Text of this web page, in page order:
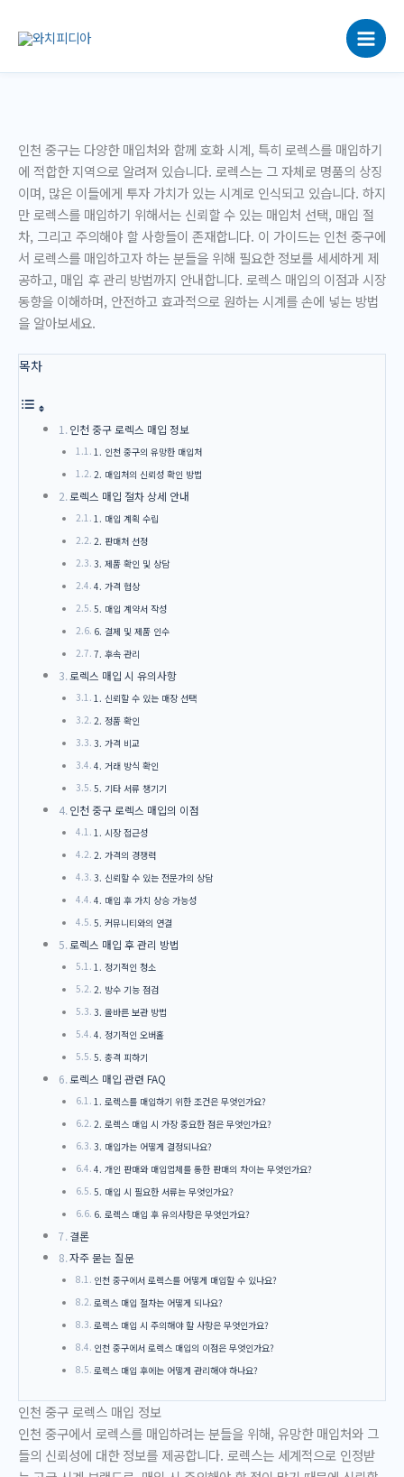
로
인천 중구는 다양한 매입처와 함께 호화 시계, 특히 로렉스를 매입하기
에 적합한 지역으로 알려져 있습니다. 로렉스는 그 자체로 명품의 상징
이며, 많은 이들에게 투자 가치가 있는 시계로 인식되고 있습니다. 하지
만 로렉스를 매입하기 위해서는 신뢰할 수 있는 매입처 선택, 매입 절
차, 그리고 주의해야 할 사항들이 존재합니다. 이 가이드는 인천 중구에
서 로렉스를 매입하고자 하는 분들을 위해 필요한 정보를 세세하게 제
공하고, 매입 후 관리 방법까지 안내합니다. 로렉스 매입의 이점과 시장
동향을 이해하며, 안전하고 효과적으로 원하는 시계를 손에 넣는 방법
을 알아보세요.
목차
인천 중구 로렉스 매입 정보
1. 인천 중구의 유망한 매입처
2. 매입처의 신뢰성 확인 방법
로렉스 매입 절차 상세 안내
1. 매입 계획 수립
2. 판매처 선정
3. 제품 확인 및 상담
4. 가격 협상
5. 매입 계약서 작성
6. 결제 및 제품 인수
7. 후속 관리
로렉스 매입 시 유의사항
1. 신뢰할 수 있는 매장 선택
2. 정품 확인
3. 가격 비교
4. 거래 방식 확인
5. 기타 서류 챙기기
인천 중구 로렉스 매입의 이점
1. 시장 접근성
2. 가격의 경쟁력
3. 신뢰할 수 있는 전문가의 상담
4. 매입 후 가치 상승 가능성
5. 커뮤니티와의 연결
로렉스 매입 후 관리 방법
1. 정기적인 청소
2. 방수 기능 점검
3. 올바른 보관 방법
4. 정기적인 오버홀
5. 충격 피하기
로렉스 매입 관련 FAQ
1. 로렉스를 매입하기 위한 조건은 무엇인가요?
2. 로렉스 매입 시 가장 중요한 점은 무엇인가요?
3. 매입가는 어떻게 결정되나요?
4. 개인 판매와 매입업체를 통한 판매의 차이는 무엇인가요?
5. 매입 시 필요한 서류는 무엇인가요?
6. 로렉스 매입 후 유의사항은 무엇인가요?
결론
자주 묻는 질문
인천 중구에서 로렉스를 어떻게 매입할 수 있나요?
로렉스 매입 절차는 어떻게 되나요?
로렉스 매입 시 주의해야 할 사항은 무엇인가요?
인천 중구에서 로렉스 매입의 이점은 무엇인가요?
로렉스 매입 후에는 어떻게 관리해야 하나요?
인천 중구 로렉스 매입 정보
인천 중구에서 로렉스를 매입하려는 분들을 위해, 유망한 매입처와 그
들의 신뢰성에 대한 정보를 제공합니다. 로렉스는 세계적으로 인정받